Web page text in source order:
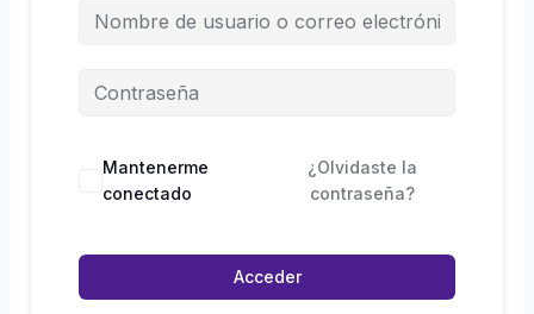
Mantenerme
conectado
¿Olvidaste la
contraseña?
Acceder